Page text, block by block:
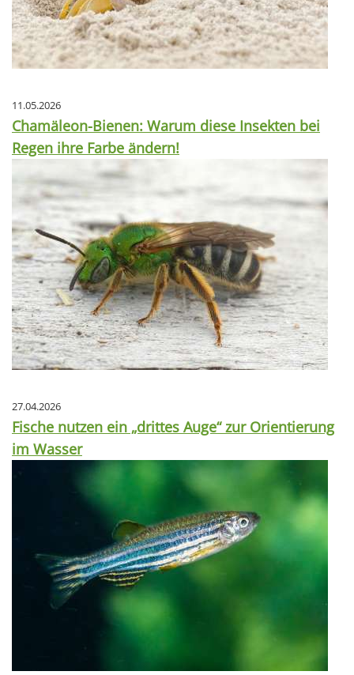
11.05.2026
Chamäleon-Bienen: Warum diese Insekten bei
Regen ihre Farbe ändern!
27.04.2026
Fische nutzen ein „drittes Auge“ zur Orientierung
im Wasser